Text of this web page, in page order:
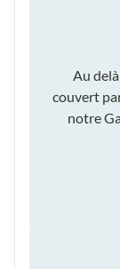
Au
couvert
notre